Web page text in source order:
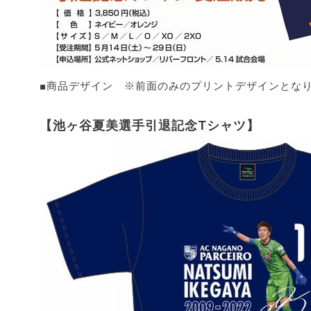
■商品デザイン ※前面のみのプリントデザインとな
【池ヶ谷夏美選手引退記念Tシャツ】